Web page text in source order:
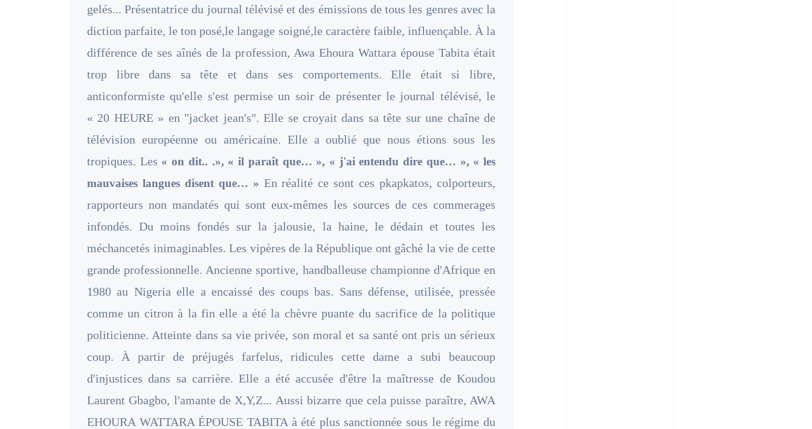
gelés... Présentatrice du journal télévisé et des émissions de tous les genres avec la
diction parfaite, le ton posé,le langage soigné,le caractère faible, influençable. À la
différence de ses aînés de la profession, Awa Ehoura Wattara épouse Tabita était
trop libre dans sa tête et dans ses comportements. Elle était si libre,
anticonformiste qu'elle s'est permise un soir de présenter le journal télévisé, le
« 20 HEURE » en "jacket jean's". Elle se croyait dans sa tête sur une chaîne de
télévision européenne ou américaine. Elle a oublié que nous étions sous les
tropiques. Les « on dit.. .», « il paraît que… », « j'ai entendu dire que… », « les
mauvaises langues disent que… » En réalité ce sont ces pkapkatos, colporteurs,
rapporteurs non mandatés qui sont eux-mêmes les sources de ces commerages
infondés. Du moins fondés sur la jalousie, la haine, le dédain et toutes les
méchancetés inimaginables. Les vipères de la République ont gâché la vie de cette
grande professionnelle. Ancienne sportive, handballeuse championne d'Afrique en
1980 au Nigeria elle a encaissé des coups bas. Sans défense, utilisée, pressée
comme un citron à la fin elle a été la chèvre puante du sacrifice de la politique
politicienne. Atteinte dans sa vie privée, son moral et sa santé ont pris un sérieux
coup. À partir de préjugés farfelus, ridicules cette dame a subi beaucoup
d'injustices dans sa carrière. Elle a été accusée d'être la maîtresse de Koudou
Laurent Gbagbo, l'amante de X,Y,Z... Aussi bizarre que cela puisse paraître, AWA
EHOURA WATTARA ÉPOUSE TABITA à été plus sanctionnée sous le régime du